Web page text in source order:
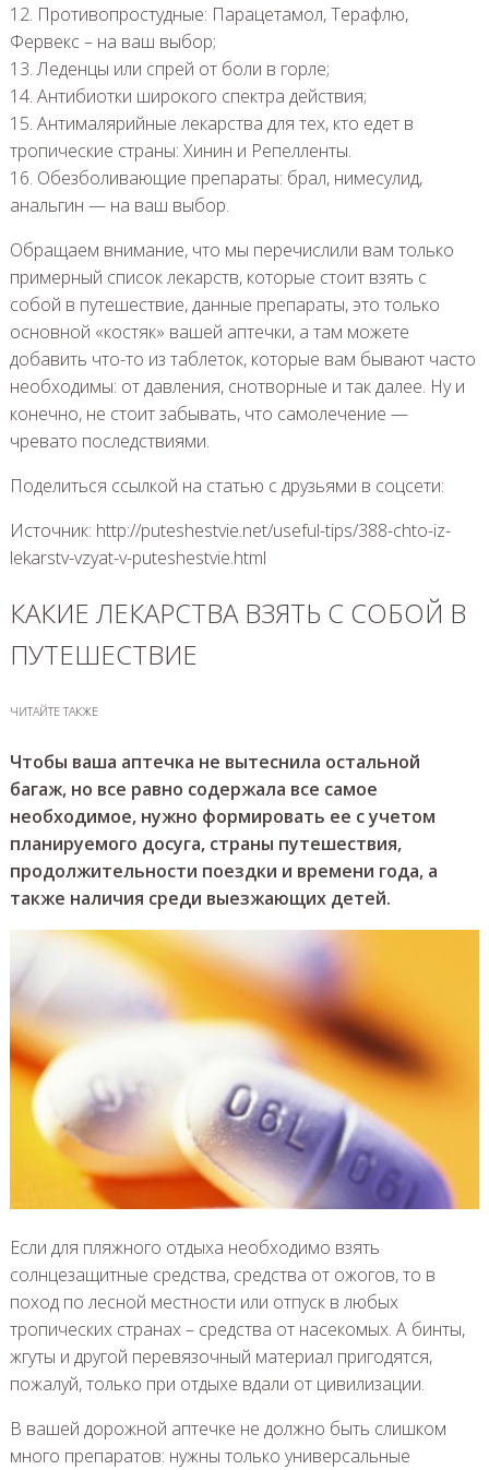
12. Противопростудные: Парацетамол, Терафлю,
Фервекс – на ваш выбор;
13. Леденцы или спрей от боли в горле;
14. Антибиотки широкого спектра действия;
15. Антималярийные лекарства для тех, кто едет в
тропические страны: Хинин и Репелленты.
16. Обезболивающие препараты: брал, нимесулид,
анальгин — на ваш выбор.
Обращаем внимание, что мы перечислили вам только
примерный список лекарств, которые стоит взять с
собой в путешествие, данные препараты, это только
основной «костяк» вашей аптечки, а там можете
добавить что-то из таблеток, которые вам бывают часто
необходимы: от давления, снотворные и так далее. Ну и
конечно, не стоит забывать, что самолечение —
чревато последствиями.
Поделиться ссылкой на статью с друзьями в соцсети:
Источник: http://puteshestvie.net/useful-tips/388-chto-iz-
lekarstv-vzyat-v-puteshestvie.html
КАКИЕ ЛЕКАРСТВА ВЗЯТЬ С СОБОЙ В
ПУТЕШЕСТВИЕ
ЧИТАЙТЕ ТАКЖЕ
Чтобы ваша аптечка не вытеснила остальной
багаж, но все равно содержала все самое
необходимое, нужно формировать ее с учетом
планируемого досуга, страны путешествия,
продолжительности поездки и времени года, а
также наличия среди выезжающих детей.
Если для пляжного отдыха необходимо взять
солнцезащитные средства, средства от ожогов, то в
поход по лесной местности или отпуск в любых
тропических странах – средства от насекомых. А бинты,
жгуты и другой перевязочный материал пригодятся,
пожалуй, только при отдыхе вдали от цивилизации.
В вашей дорожной аптечке не должно быть слишком
много препаратов: нужны только универсальные